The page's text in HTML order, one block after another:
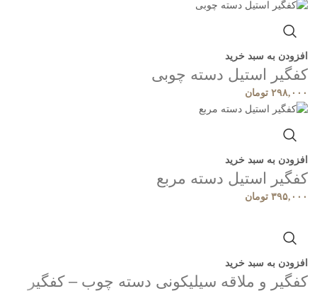
افزودن به سبد خرید
کفگیر استیل دسته چوبی
۲۹۸,۰۰۰ تومان
افزودن به سبد خرید
کفگیر استیل دسته مربع
۳۹۵,۰۰۰ تومان
افزودن به سبد خرید
کفگیر و ملاقه سیلیکونی دسته چوب – کفگیر